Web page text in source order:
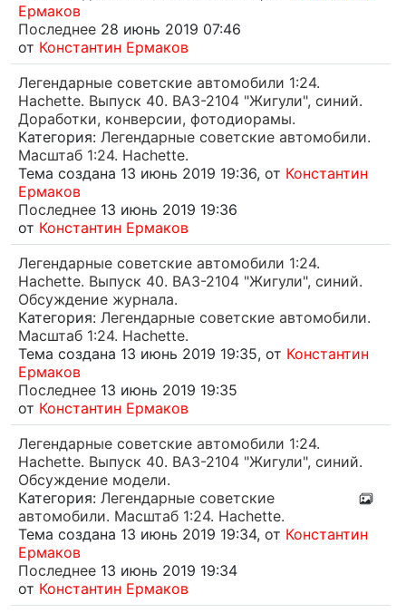
Ермаков
Последнее 28 июнь 2019 07:46
от Константин Ермаков
Легендарные советские автомобили 1:24.
Hachette. Выпуск 40. ВАЗ-2104 "Жигули", синий.
Доработки, конверсии, фотодиорамы.
Категория: Легендарные советские автомобили.
Масштаб 1:24. Hachette.
Тема создана 13 июнь 2019 19:36, от Константин
Ермаков
Последнее 13 июнь 2019 19:36
от Константин Ермаков
Легендарные советские автомобили 1:24.
Hachette. Выпуск 40. ВАЗ-2104 "Жигули", синий.
Обсуждение журнала.
Категория: Легендарные советские автомобили.
Масштаб 1:24. Hachette.
Тема создана 13 июнь 2019 19:35, от Константин
Ермаков
Последнее 13 июнь 2019 19:35
от Константин Ермаков
Легендарные советские автомобили 1:24.
Hachette. Выпуск 40. ВАЗ-2104 "Жигули", синий.
Обсуждение модели.
Категория: Легендарные советские
автомобили. Масштаб 1:24. Hachette.
Тема создана 13 июнь 2019 19:34, от Константин
Ермаков
Последнее 13 июнь 2019 19:34
от Константин Ермаков